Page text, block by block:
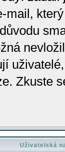
mail,
Zkuste
Uživatelská